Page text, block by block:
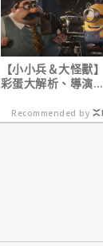
【小小兵＆大怪獸】
彩蛋大解析、導演皮
梗！
Recommended by